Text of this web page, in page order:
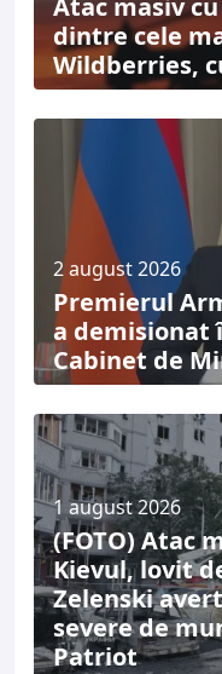
dintre cele
Wildberries,
2 august 2026
Premierul
a demisionat
Cabinet de
1 august 2026
(FOTO) Atac
Kievul, lovit
Zelenski
severe de
Patriot